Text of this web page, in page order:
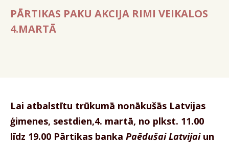
PĀRTIKAS PAKU AKCIJA RIMI VEIKALOS
4.MARTĀ
Lai atbalstītu trūkumā nonākušās Latvijas
ģimenes, sestdien,4. martā, no plkst. 11.00
līdz 19.00 Pārtikas banka Paēdušai Latvijaiun